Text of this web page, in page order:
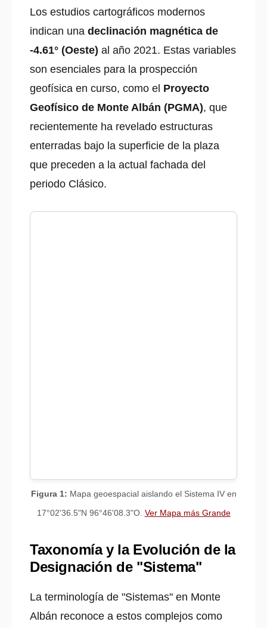
Los estudios cartográficos modernos
indican una declinación magnética de
-4.61° (Oeste) al año 2021. Estas variables
son esenciales para la prospección
geofísica en curso, como el Proyecto
Geofísico de Monte Albán (PGMA), que
recientemente ha revelado estructuras
enterradas bajo la superficie de la plaza
que preceden a la actual fachada del
periodo Clásico.
Figura 1: Mapa geoespacial aislando el Sistema IV en
17°02'36.5"N 96°46'08.3"O. Ver Mapa más Grande
Taxonomía y la Evolución de la
Designación de "Sistema"
La terminología de "Sistemas" en Monte
Albán reconoce a estos complejos como